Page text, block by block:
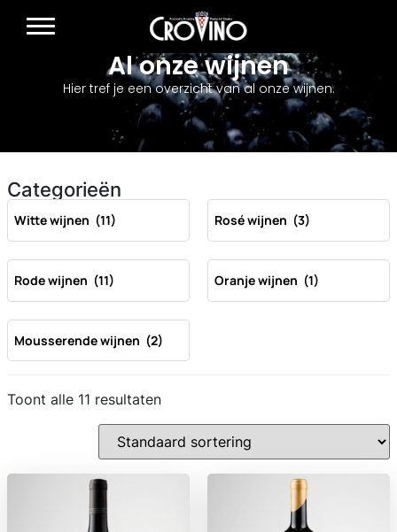
Al onze wijnen
Hier tref je een overzicht van al onze wijnen.
Categorieën
Witte wijnen (11) Rosé wijnen (3)
Rode wijnen (11) Oranje wijnen (1)
Mousserende wijnen (2)
Toont alle 11 resultaten